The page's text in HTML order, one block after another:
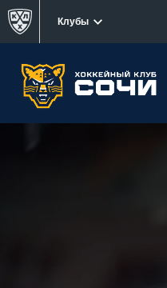
Клубы